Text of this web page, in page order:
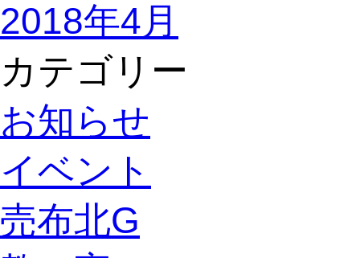
2018年4月
カテゴリー
お知らせ
イベント
売布北G